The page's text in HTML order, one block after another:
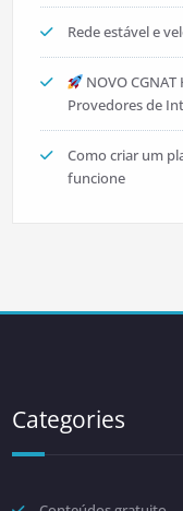
Rede estável e
NOVO
Provedores de
Como criar um
funcione
Categories